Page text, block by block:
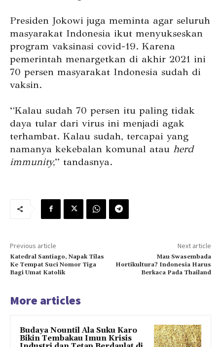
Presiden Jokowi juga meminta agar seluruh
masyarakat Indonesia ikut menyukseskan
program vaksinasi covid-19. Karena
pemerintah menargetkan di akhir 2021 ini
70 persen masyarakat Indonesia sudah di
vaksin.
“Kalau sudah 70 persen itu paling tidak
daya tular dari virus ini menjadi agak
terhambat. Kalau sudah, tercapai yang
namanya kekebalan komunal atau herd
immunity,” tandasnya.
Previous article
Katedral Santiago, Napak Tilas
Ke Tempat Suci Nomor Tiga
Bagi Umat Katolik
Next article
Mau Swasembada
Hortikultura? Indonesia Harus
Berkaca Pada Thailand
More articles
Budaya Nountil Ala Suku Karo
Bikin Tembakau Imun Krisis